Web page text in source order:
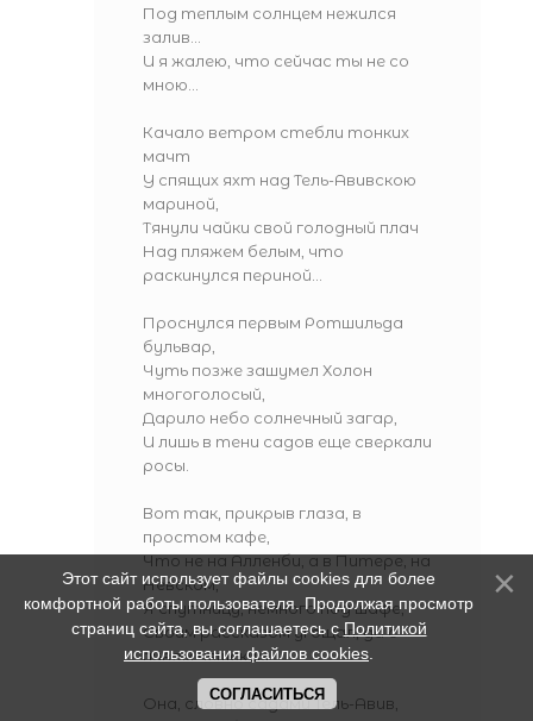
Под теплым солнцем нежился
залив...
И я жалею, что сейчас ты не со
мною...
Качало ветром стебли тонких
мачт
У спящих яхт над Тель-Авивскою
мариной,
Тянули чайки свой голодный плач
Над пляжем белым, что
раскинулся периной...
Проснулся первым Ротшильда
бульвар,
Чуть позже зашумел Холон
многоголосый,
Дарило небо солнечный загар,
И лишь в тени садов еще сверкали
росы.
Вот так, прикрыв глаза, в
простом кафе,
Что не на Алленби, а в Питере, на
Невском,
Я спутницу, немного под шафе,
Своим рассказом угощал, да с
пивом чешским.
Она, словно садами Тель-Авив,
Этот сайт использует файлы cookies для более
комфортной работы пользователя. Продолжая просмотр
страниц сайта, вы соглашаетесь сПолитикой
использования файлов cookies
СОГЛАСИТЬСЯ